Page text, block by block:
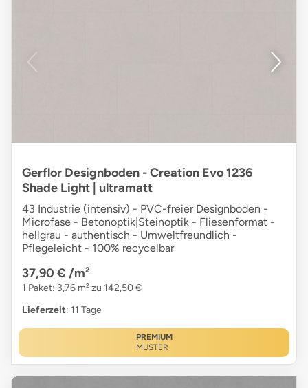
Gerflor Designboden - Creation Evo 1236
Shade Light | ultramatt
43 Industrie (intensiv) - PVC-freier Designboden -
Microfase - Betonoptik|Steinoptik - Fliesenformat -
hellgrau - authentisch - Umweltfreundlich -
Pflegeleicht - 100% recycelbar
37,90 € /m²
1 Paket: 3,76 m² zu 142,50 €
Lieferzeit: 11 Tage
PREMIUM
MUSTER